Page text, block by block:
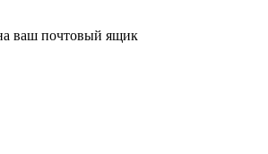
ваш почтовый ящик